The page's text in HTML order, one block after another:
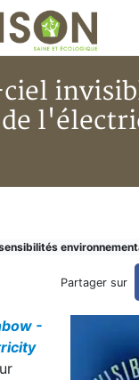
environnementales
l'histoire
Partager sur
-